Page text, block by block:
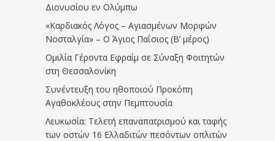
Διονυσίου εν Ολύμπω
«Καρδιακός Λόγος – Αγιασμένων Μορφών
Νοσταλγία» – Ο Άγιος Παΐσιος (Β’ μέρος)
Ομιλία Γέροντα Εφραίμ σε Σύναξη Φοιτητών
στη Θεσσαλονίκη
Συνέντευξη του ηθοποιού Προκόπη
Αγαθοκλέους στην Πεμπτουσία
Λευκωσία: Τελετή επαναπατρισμού και ταφής
των οστών 16 Ελλαδιτών πεσόντων οπλιτών